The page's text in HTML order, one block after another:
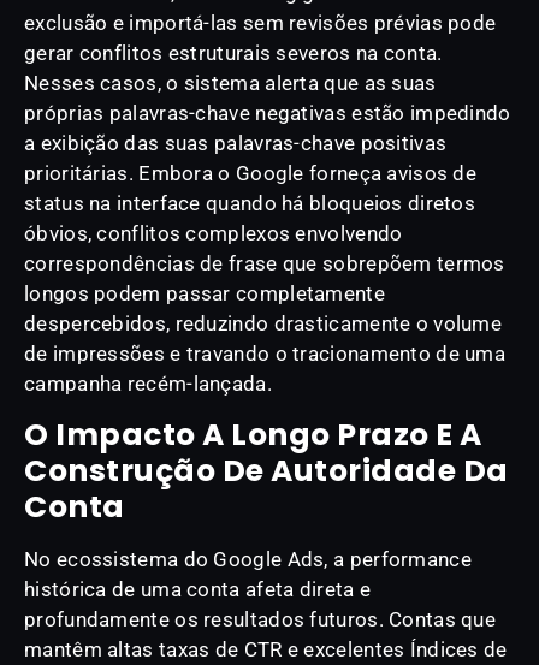
exclusão e importá-las sem revisões prévias pode
gerar conflitos estruturais severos na conta.
Nesses casos, o sistema alerta que as suas
próprias palavras-chave negativas estão impedindo
a exibição das suas palavras-chave positivas
prioritárias. Embora o Google forneça avisos de
status na interface quando há bloqueios diretos
óbvios, conflitos complexos envolvendo
correspondências de frase que sobrepõem termos
longos podem passar completamente
despercebidos, reduzindo drasticamente o volume
de impressões e travando o tracionamento de uma
campanha recém-lançada.
O Impacto A Longo Prazo E A
Construção De Autoridade Da
Conta
No ecossistema do Google Ads, a performance
histórica de uma conta afeta direta e
profundamente os resultados futuros. Contas que
mantêm altas taxas de CTR e excelentes Índices de